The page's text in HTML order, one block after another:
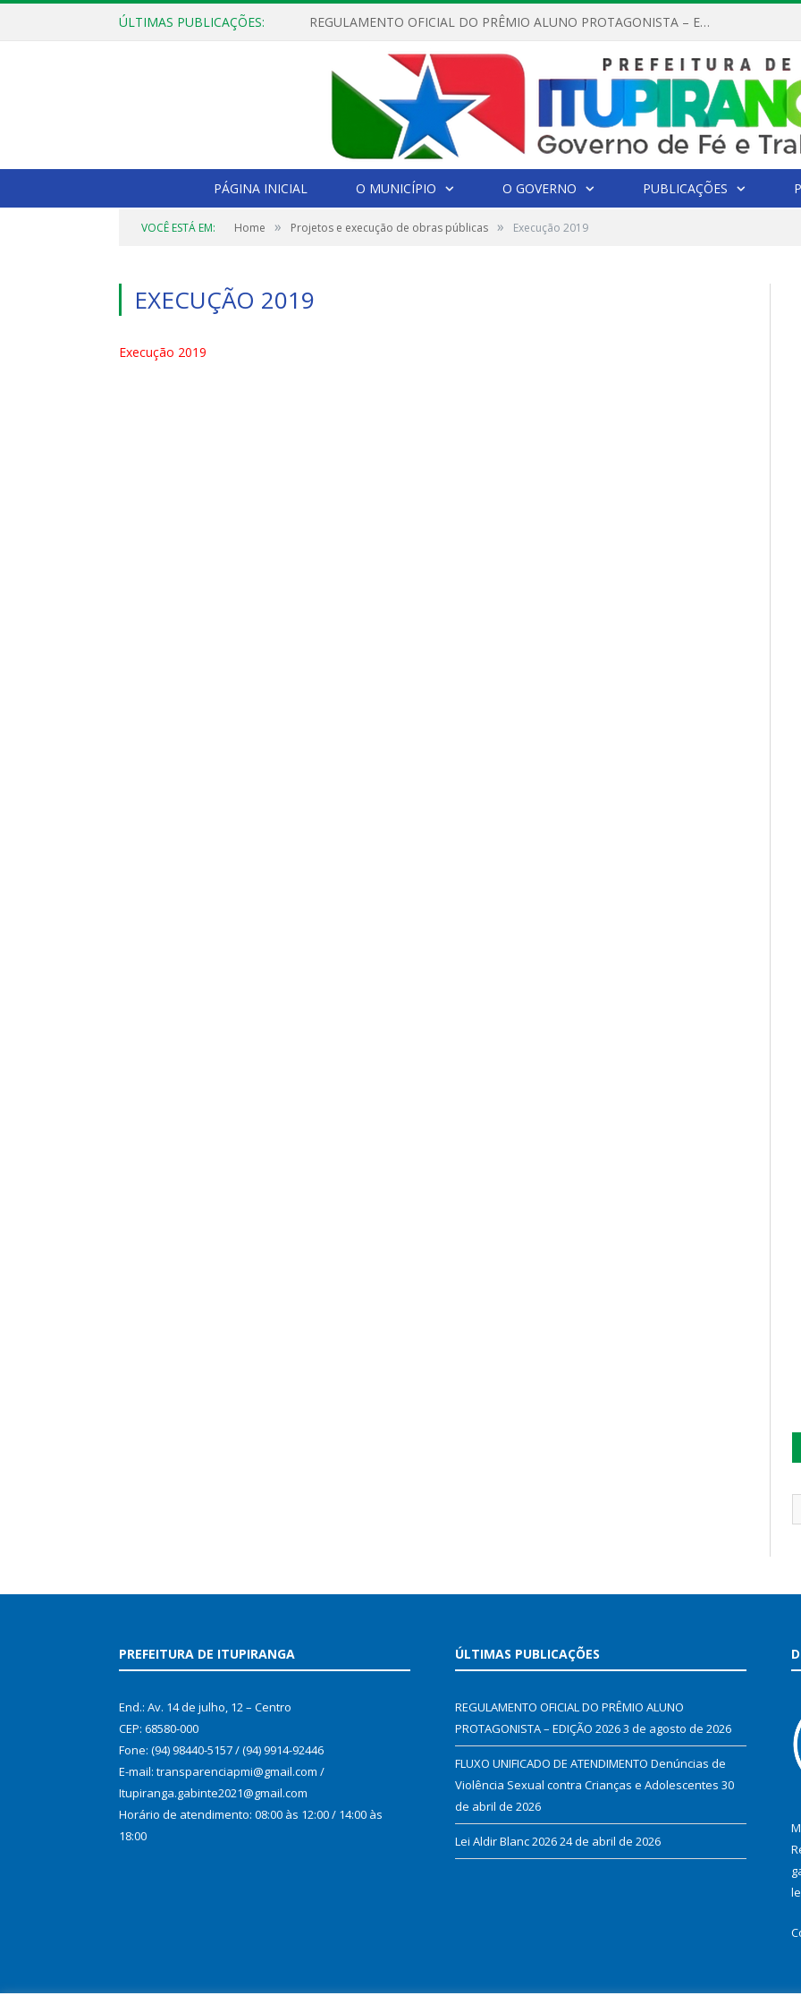
ÚLTIMAS PUBLICAÇÕES: REGULAMENTO OFICIAL DO PRÊMIO ALUNO PROTAGONISTA – EDIÇÃO 2026
PÁGINA INICIAL O MUNICÍPIO O GOVERNO PUBLICAÇÕES
VOCÊ ESTÁ EM: Home » Projetos e execução de obras públicas » Execução 2019
EXECUÇÃO 2019
Execução 2019
PREFEITURA DE ITUPIRANGA
End.: Av. 14 de julho, 12 – Centro
CEP: 68580-000
Fone: (94) 98440-5157 / (94) 9914-92446
E-mail: transparenciapmi@gmail.com /
Itupiranga.gabinte2021@gmail.com
Horário de atendimento: 08:00 às 12:00 / 14:00 às
18:00
ÚLTIMAS PUBLICAÇÕES
REGULAMENTO OFICIAL DO PRÊMIO ALUNO
PROTAGONISTA – EDIÇÃO 20263 de agosto de 2026
FLUXO UNIFICADO DE ATENDIMENTO Denúncias de
Violência Sexual contra Crianças e Adolescentes 30
de abril de 2026
Lei Aldir Blanc 202624 de abril de 2026